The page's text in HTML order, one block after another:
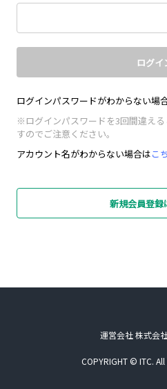
ログイ
ログインパスワードがわからない場
※ログインパスワードを3回間違え
すのでご注意ください。
アカウント名がわからない場合はこ
新規会員登録
運営会社 株式会
COPYRIGHT © ITC.